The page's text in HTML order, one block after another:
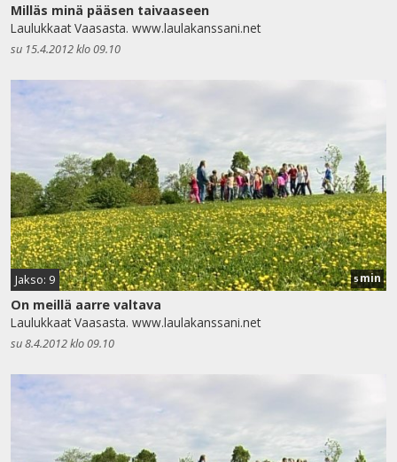
Milläs minä pääsen taivaaseen
Laulukkaat Vaasasta. www.laulakanssani.net
su 15.4.2012 klo 09.10
Jakso: 9 5min
On meillä aarre valtava
Laulukkaat Vaasasta. www.laulakanssani.net
su 8.4.2012 klo 09.10